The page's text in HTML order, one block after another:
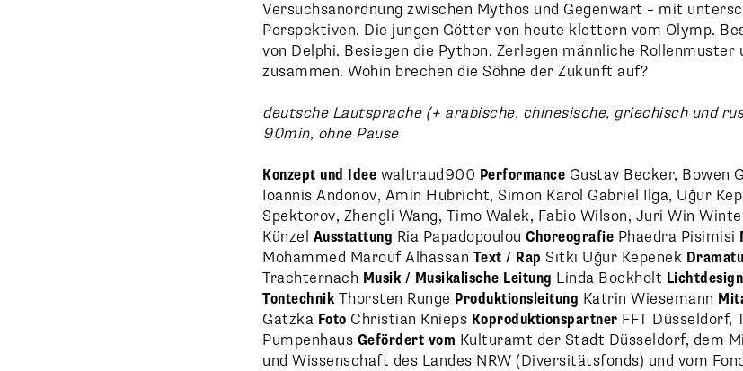
Versuchsanordnung zwischen Mythos und Gegenwart – mit
Perspektiven. Die jungen Götter von heute klettern vom Olymp.
von Delphi. Besiegen die Python. Zerlegen männliche Rollenmuster
zusammen. Wohin brechen die Söhne der Zukunft auf?
deutsche Lautsprache (+ arabische, chinesische, griechisch und
90min, ohne Pause
Konzept und Idee waltraud900 Performance Gustav Becker, Bowen
Ioannis Andonov, Amin Hubricht, Simon Karol Gabriel Ilga, Uğur
Spektorov, Zhengli Wang, Timo Walek, Fabio Wilson, Juri Win
Künzel Ausstattung Ria Papadopoulou Choreografie Phaedra Pisimisi
Mohammed Marouf Alhassan Text / Rap Sıtkı Uğur Kepenek
Trachternach Musik / Musikalische Leitung Linda Bockholt Lichtdesign
Tontechnik Thorsten Runge Produktionsleitung Katrin Wiesemann
Gatzka Foto Christian Knieps Koproduktionspartner FFT Düsseldorf,
Pumpenhaus Gefördert vom Kulturamt der Stadt Düsseldorf, dem
und Wissenschaft des Landes NRW (Diversitätsfonds) und vom